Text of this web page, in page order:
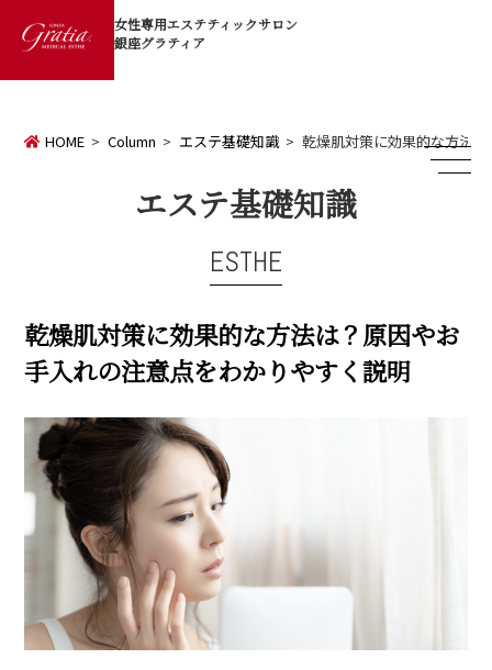
女性専用エステティックサロン
銀座グラティア
HOME Column エステ基礎知識 乾燥肌対策に効果的な方法
エステ基礎知識
ESTHE
乾燥肌対策に効果的な方法は？原因やお
手入れの注意点をわかりやすく説明